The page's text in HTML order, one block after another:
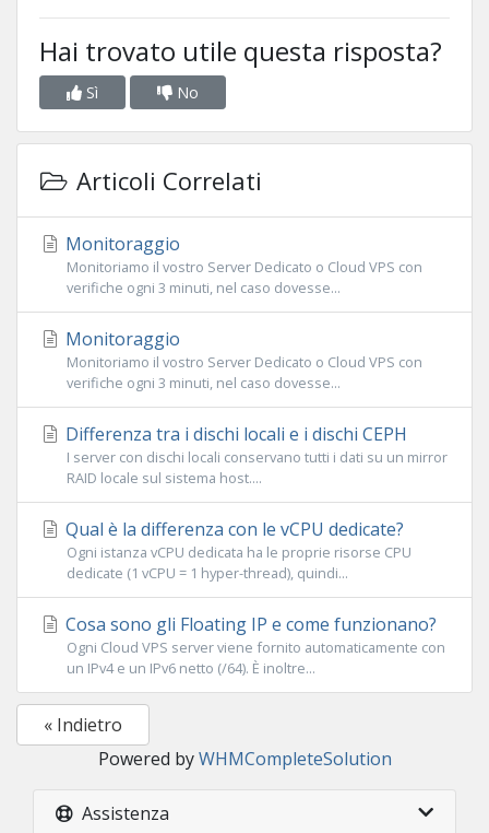
Hai trovato utile questa risposta?
Sì No
Articoli Correlati
Monitoraggio
Monitoriamo il vostro Server Dedicato o Cloud VPS con
verifiche ogni 3 minuti, nel caso dovesse...
Monitoraggio
Monitoriamo il vostro Server Dedicato o Cloud VPS con
verifiche ogni 3 minuti, nel caso dovesse...
Differenza tra i dischi locali e i dischi CEPH
I server con dischi locali conservano tutti i dati su un mirror
RAID locale sul sistema host....
Qual è la differenza con le vCPU dedicate?
Ogni istanza vCPU dedicata ha le proprie risorse CPU
dedicate (1 vCPU = 1 hyper-thread), quindi...
Cosa sono gli Floating IP e come funzionano?
Ogni Cloud VPS server viene fornito automaticamente con
un IPv4 e un IPv6 netto (/64). È inoltre...
« Indietro
Powered byWHMCompleteSolution
Assistenza